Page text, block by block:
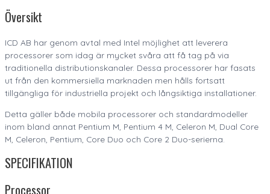
Översikt
ICD AB har genom avtal med Intel möjlighet att leverera
processorer som idag är mycket svåra att få tag på via
traditionella distributionskanaler. Dessa processorer har fasats
ut från den kommersiella marknaden men hålls fortsatt
tillgängliga för industriella projekt och långsiktiga installationer.
Detta gäller både mobila processorer och standardmodeller
inom bland annat Pentium M, Pentium 4 M, Celeron M, Dual Core
M, Celeron, Pentium, Core Duo och Core 2 Duo-serierna.
SPECIFIKATION
Processor